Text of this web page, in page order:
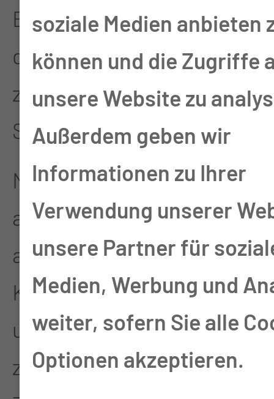
Blutbild und differenzieren
dabei die Leukozyten
zusätzlich in einzelne
Subpopulationen.
Neben Blut können wir so
auch Knochenmark oder
andere
Körperflüssigkeiten
untersuchen und die
zelluläre
soziale Medien anbieten
können und die Zugriffe
unsere Website zu
Außerdem geben wir
Informationen zu Ihrer
Verwendung unserer
unsere Partner für
Medien, Werbung und
weiter, sofern Sie alle
Optionen akzeptieren.